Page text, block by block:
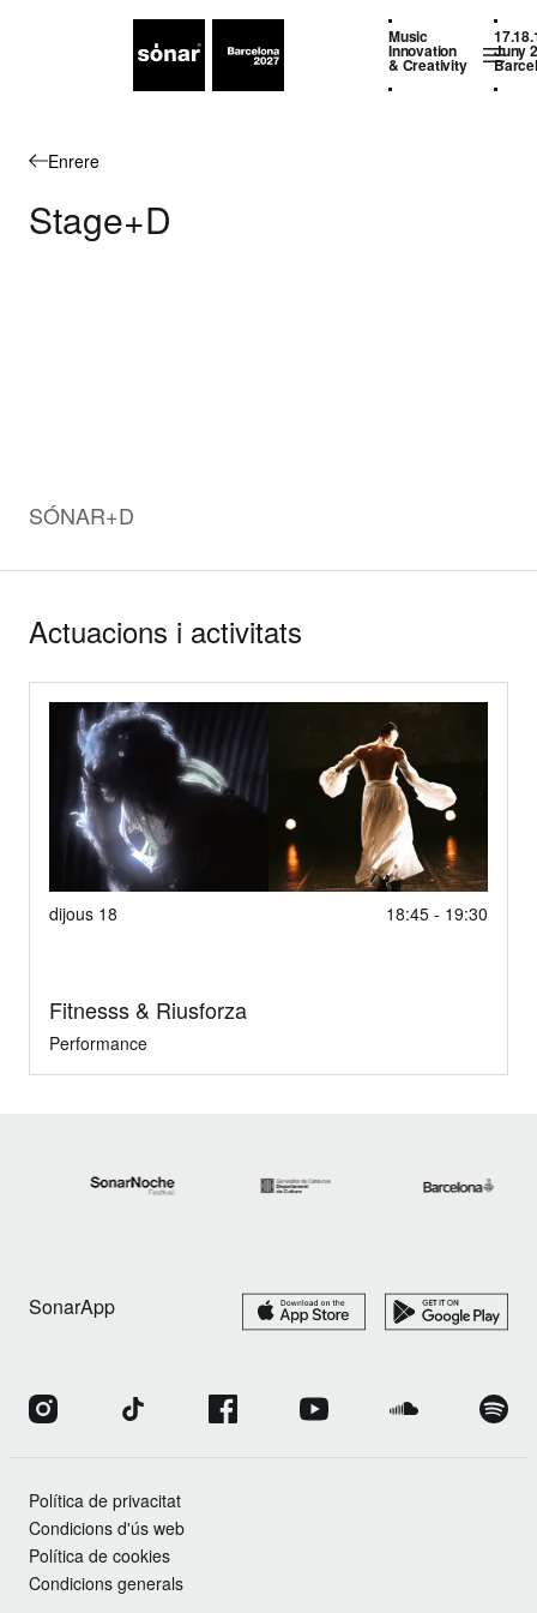
Music
Innovation
& Creativity
Juny
Enrere
Stage+D
SÓNAR+D
Actuacions i activitats
dijous 18 18:45 - 19:30
Fitnesss & Riusforza
Performance
SonarApp
Política de privacitat
Condicions d'ús web
Política de cookies
Condicions generals